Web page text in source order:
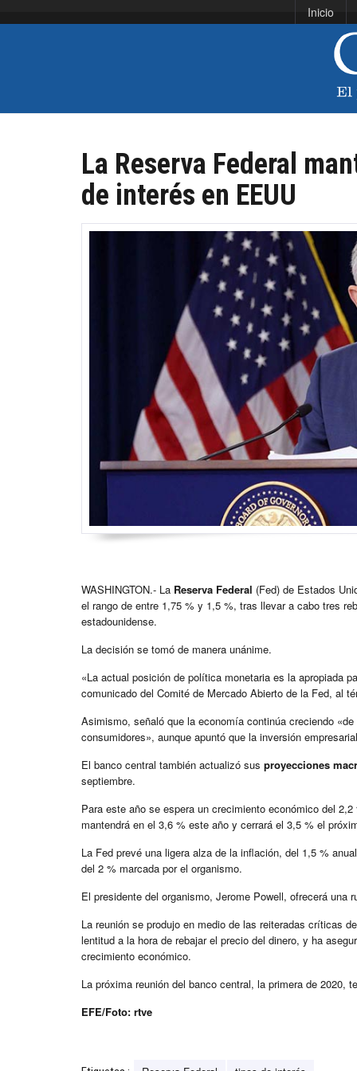
Inicio
La Reserva Federal
de interés en EEUU
WASHINGTON.- La Reserva Federal (Fed) de Estados
el rango de entre 1,75 % y 1,5 %, tras llevar a cabo tres
estadounidense.
La decisión se tomó de manera unánime.
«La actual posición de política monetaria es la apropiada
comunicado del Comité de Mercado Abierto de la Fed, al
Asimismo, señaló que la economía continúa creciendo
consumidores», aunque apuntó que la inversión
El banco central también actualizó sus proyecciones
septiembre.
Para este año se espera un crecimiento económico del
mantendrá en el 3,6 % este año y cerrará el 3,5 % el
La Fed prevé una ligera alza de la inflación, del 1,5 %
del 2 % marcada por el organismo.
El presidente del organismo, Jerome Powell, ofrecerá una
La reunión se produjo en medio de las reiteradas críticas
lentitud a la hora de rebajar el precio del dinero, y ha
crecimiento económico.
La próxima reunión del banco central, la primera de 2020,
EFE/Foto: rtve